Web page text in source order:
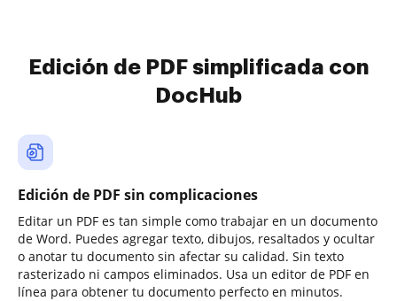
Edición de PDF simplificada con
DocHub
Edición de PDF sin complicaciones
Editar un PDF es tan simple como trabajar en un documento
de Word. Puedes agregar texto, dibujos, resaltados y ocultar
o anotar tu documento sin afectar su calidad. Sin texto
rasterizado ni campos eliminados. Usa un editor de PDF en
línea para obtener tu documento perfecto en minutos.